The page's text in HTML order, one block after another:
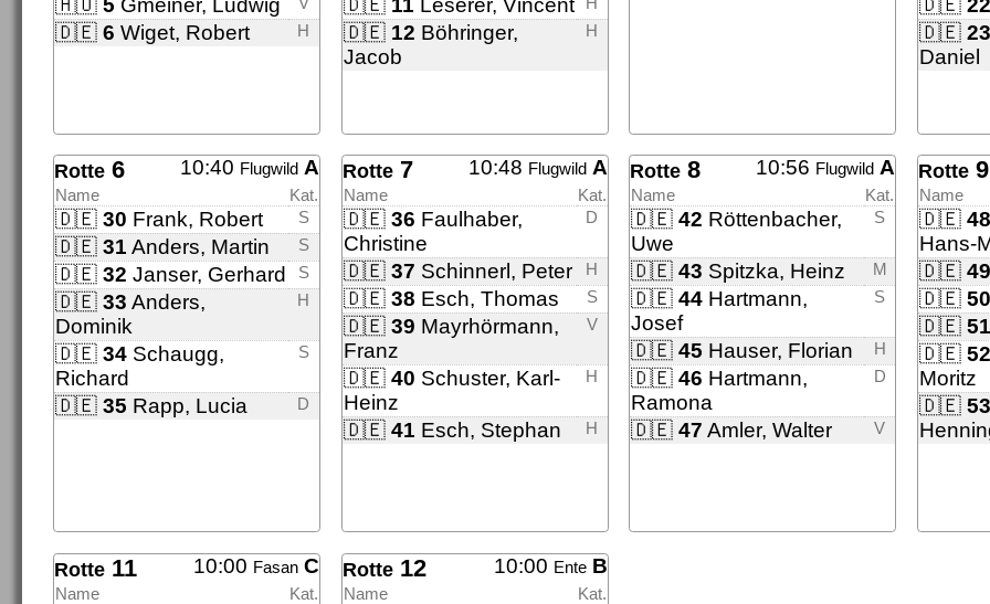
🇩🇪 6 Wiget, Robert H 🇩🇪 12 Böhringer,
Jacob
H 🇩🇪 23
Daniel
Rotte6 10:40 Flugwild A
Name Kat.
🇩🇪 30 Frank, Robert S
🇩🇪 31 Anders, Martin S
🇩🇪 32 Janser, Gerhard S
🇩🇪 33 Anders,
Dominik
H
🇩🇪 34Schaugg,
Richard
S
🇩🇪 35 Rapp, Lucia D
Rotte7 10:48 Flugwild A
Name Kat.
🇩🇪 36 Faulhaber,
Christine
D
🇩🇪 37 Schinnerl, Peter H
🇩🇪 38 Esch, Thomas S
🇩🇪 39 Mayrhörmann,
Franz
V
🇩🇪 40 Schuster, Karl-
Heinz
H
🇩🇪 41 Esch, Stephan H
Rotte 8 10:56 Flugwild A
Name Kat.
🇩🇪42 Röttenbacher,
Uwe
S
🇩🇪43 Spitzka, Heinz M
🇩🇪44 Hartmann,
Josef
S
🇩🇪45 Hauser, Florian H
🇩🇪46 Hartmann,
Ramona
D
🇩🇪47 Amler, Walter V
Rotte9
Name
🇩🇪 48
Hans-
🇩🇪 49
🇩🇪 50
🇩🇪 51
🇩🇪 52
Moritz
🇩🇪 53
Rotte11 10:00 Fasan C
Name Kat.
Rotte12 10:00 Ente B
Name Kat.